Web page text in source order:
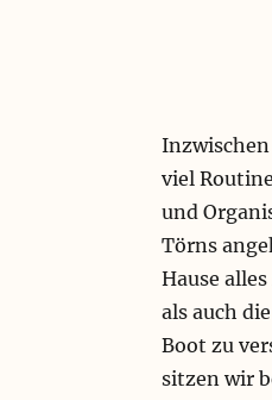
viel
und
Törns
Hause
als auch
Boot zu
sitzen wir